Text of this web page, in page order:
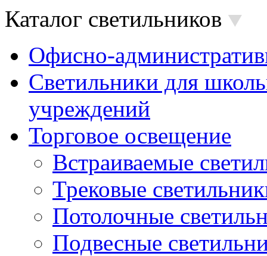
Каталог светильников
Офисно-
Светильники для
учреждений
Торговое освещение
Встраиваемые
Трековые
Потолочные
Подвесные